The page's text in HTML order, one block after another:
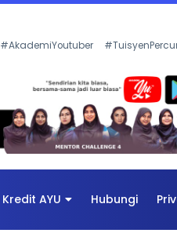
#AkademiYoutuber
Kredit AYU Hubungi